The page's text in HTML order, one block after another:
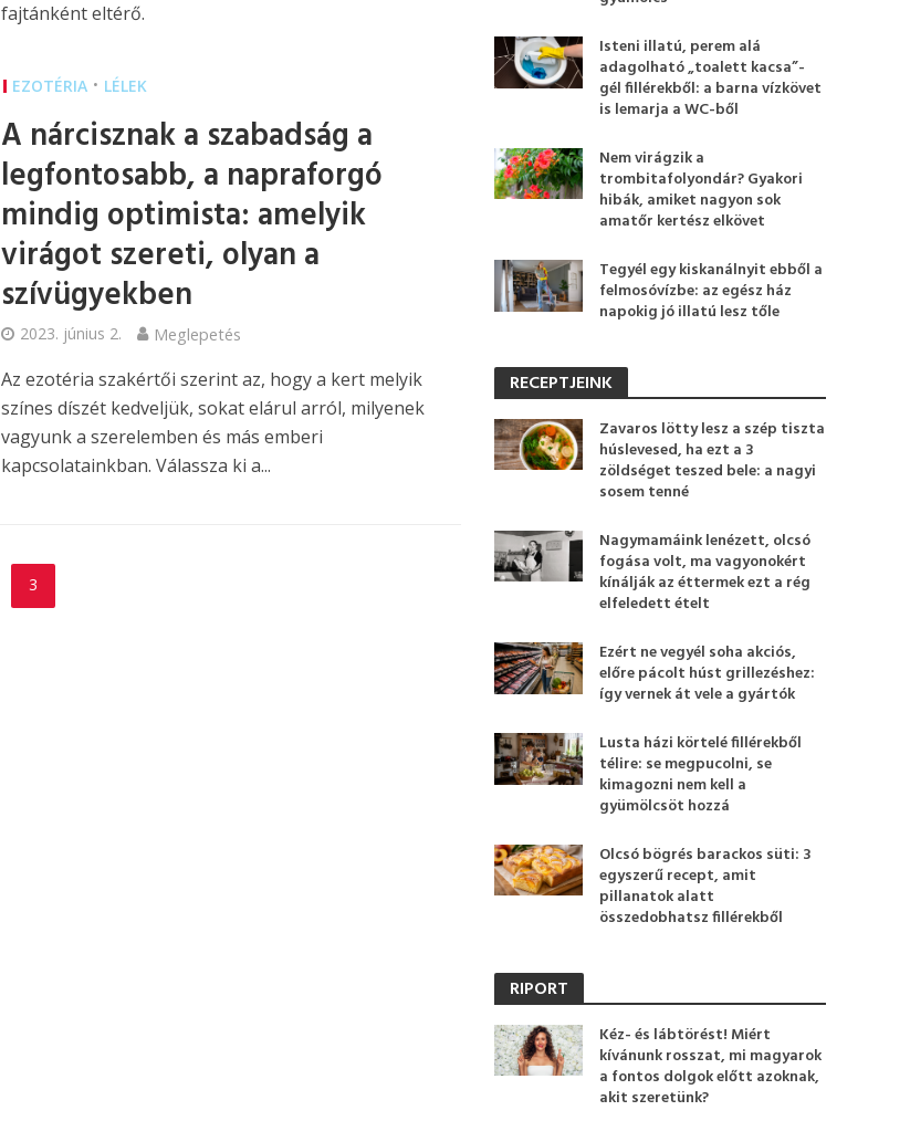
fajtánként eltérő.
EZOTÉRIA • LÉLEK
A nárcisznak a szabadság a
legfontosabb, a napraforgó
mindig optimista: amelyik
virágot szereti, olyan a
szívügyekben
2023. június 2. Meglepetés
Az ezotéria szakértői szerint az, hogy a kert melyik
színes díszét kedveljük, sokat elárul arról, milyenek
vagyunk a szerelemben és más emberi
kapcsolatainkban. Válassza ki a...
3
Isteni illatú, perem alá
adagolható „toalett kacsa”-
gél fillérekből: a barna vízkövet
is lemarja a WC-ből
Nem virágzik a
trombitafolyondár? Gyakori
hibák, amiket nagyon sok
amatőr kertész elkövet
Tegyél egy kiskanálnyit ebből a
felmosóvízbe: az egész ház
napokig jó illatú lesz tőle
RECEPTJEINK
Zavaros lötty lesz a szép tiszta
húslevesed, ha ezt a 3
zöldséget teszed bele: a nagyi
sosem tenné
Nagymamáink lenézett, olcsó
fogása volt, ma vagyonokért
kínálják az éttermek ezt a rég
elfeledett ételt
Ezért ne vegyél soha akciós,
előre pácolt húst grillezéshez:
így vernek át vele a gyártók
Lusta házi körtelé fillérekből
télire: se megpucolni, se
kimagozni nem kell a
gyümölcsöt hozzá
Olcsó bögrés barackos süti: 3
egyszerű recept, amit
pillanatok alatt
összedobhatsz fillérekből
RIPORT
Kéz- és lábtörést! Miért
kívánunk rosszat, mi magyarok
a fontos dolgok előtt azoknak,
akit szeretünk?